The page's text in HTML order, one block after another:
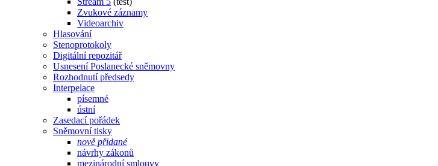
Zvukové záznamy
Videoarchiv
Hlasování
Stenoprotokoly
Digitální repozitář
Usnesení Poslanecké sněmovny
Rozhodnutí předsedy
Interpelace
písemné
ústní
Zasedací pořádek
Sněmovní tisky
nově přidané
návrhy zákonů
mezinárodní smlouvy